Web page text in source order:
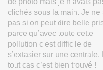
de photo mais je n’avais
clichés sous la main. Je ne
pas si on peut dire belle
parce qu’avec toute cette
pollution c’est difficile de
s’extasier sur une centrale.
tout cas c’est bien trouvé !